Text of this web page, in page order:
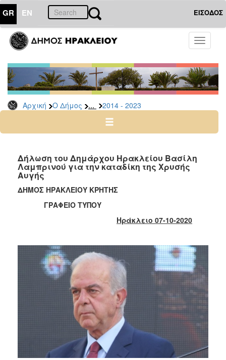
GR EN ΕΙΣΟΔΟΣ
Toggle
Αρχική Ο Δήμος ... 2014 - 2023
ΔΗΜΟΣ
Δήμαρχος
Ομιλίες
-
Χαιρετισμοί
-
-
-
Απολογισμός
Έργου
Δήλωση του Δημάρχου Ηρακλείου Βασίλη
Λαμπρινού για την καταδίκη της Χρυσής
Αυγής
ΔΗΜΟΣ ΗΡΑΚΛΕΙΟΥ ΚΡΗΤΗΣ
ΓΡΑΦΕΙΟ ΤΥΠΟΥ
Ηράκλειο 07-10-2020